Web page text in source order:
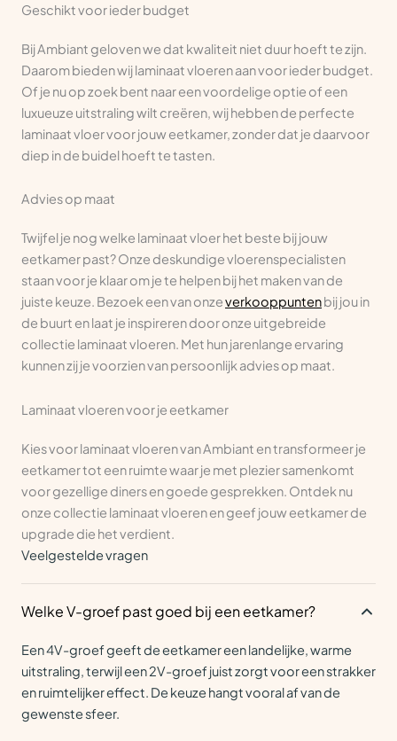
Geschikt voor ieder budget
Bij Ambiant geloven we dat kwaliteit niet duur hoeft te zijn.
Daarom bieden wij laminaat vloeren aan voor ieder budget.
Of je nu op zoek bent naar een voordelige optie of een
luxueuze uitstraling wilt creëren, wij hebben de perfecte
laminaat vloer voor jouw eetkamer, zonder dat je daarvoor
diep in de buidel hoeft te tasten.
Advies op maat
Twijfel je nog welke laminaat vloer het beste bij jouw
eetkamer past? Onze deskundige vloerenspecialisten
staan voor je klaar om je te helpen bij het maken van de
juiste keuze. Bezoek een van onzeverkooppuntenbij jou in
de buurt en laat je inspireren door onze uitgebreide
collectie laminaat vloeren. Met hun jarenlange ervaring
kunnen zij je voorzien van persoonlijk advies op maat.
Laminaat vloeren voor je eetkamer
Kies voor laminaat vloeren van Ambiant en transformeer je
eetkamer tot een ruimte waar je met plezier samenkomt
voor gezellige diners en goede gesprekken. Ontdek nu
onze collectie laminaat vloeren en geef jouw eetkamer de
upgrade die het verdient.
Veelgestelde vragen
Welke V-groef past goed bij een eetkamer?
Een 4V-groef geeft de eetkamer een landelijke, warme
uitstraling, terwijl een 2V-groef juist zorgt voor een strakker
en ruimtelijker effect. De keuze hangt vooral af van de
gewenste sfeer.